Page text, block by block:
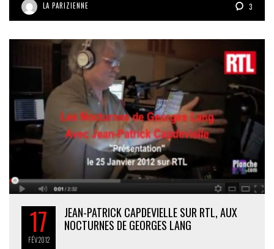
LA PARIZIENNE 3
17
FÉV2012
JEAN-PATRICK CAPDEVIELLE SUR RTL, AUX
NOCTURNES DE GEORGES LANG